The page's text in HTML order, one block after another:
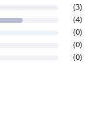
(3)
(4)
(0)
(0)
(0)